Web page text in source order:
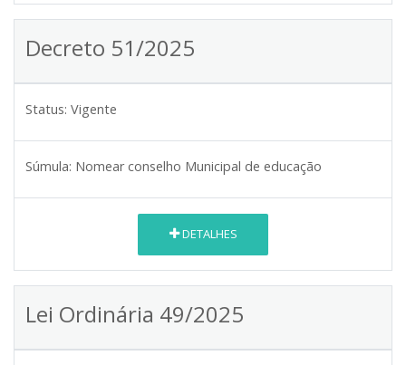
Decreto 51/2025
Status: Vigente
Súmula: Nomear conselho Municipal de educação
DETALHES
Lei Ordinária 49/2025